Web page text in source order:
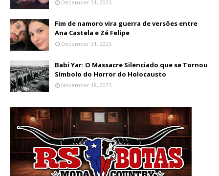
December 31, 2025
Fim de namoro vira guerra de versões entre
Ana Castela e Zé Felipe
December 31, 2025
Babi Yar: O Massacre Silenciado que se Tornou
Símbolo do Horror do Holocausto
November 18, 2025